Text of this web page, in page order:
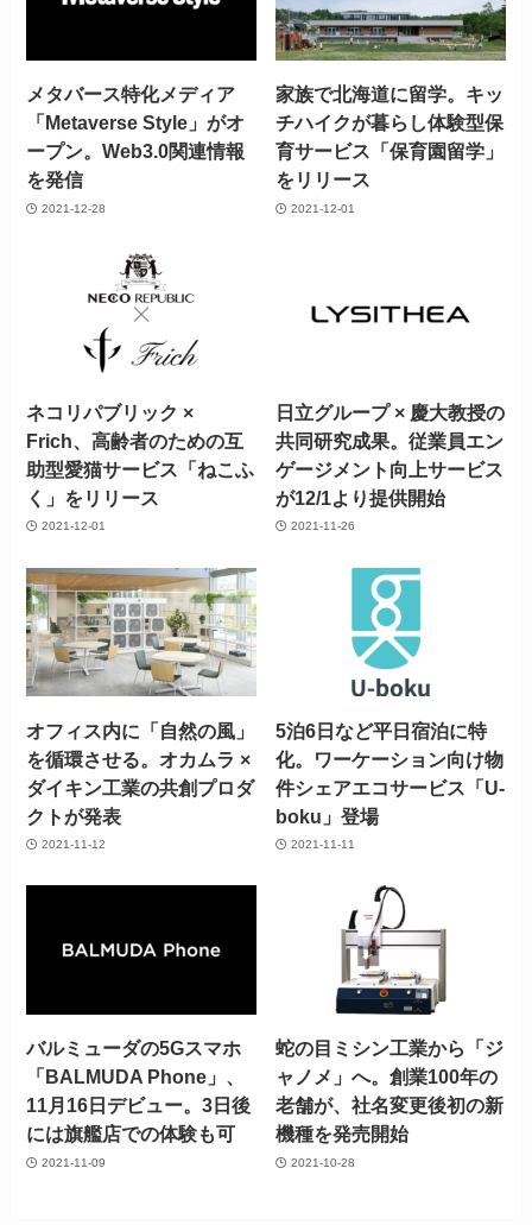
メタバース特化メディア
「Metaverse Style」がオ
ープン。Web3.0関連情報
を発信
2021-12-28
家族で北海道に留学。キッ
チハイクが暮らし体験型保
育サービス「保育園留学」
をリリース
2021-12-01
ネコリパブリック ×
Frich、高齢者のための互
助型愛猫サービス「ねこふ
く」をリリース
2021-12-01
日立グループ × 慶大教授の
共同研究成果。従業員エン
ゲージメント向上サービス
が12/1より提供開始
2021-11-26
オフィス内に「自然の風」
を循環させる。オカムラ ×
ダイキン工業の共創プロダ
クトが発表
2021-11-12
5泊6日など平日宿泊に特
化。ワーケーション向け物
件シェアエコサービス「U-
boku」登場
2021-11-11
バルミューダの5Gスマホ
「BALMUDA Phone」、
11月16日デビュー。3日後
には旗艦店での体験も可
2021-11-09
蛇の目ミシン工業から「ジ
ャノメ」へ。創業100年の
老舗が、社名変更後初の新
機種を発売開始
2021-10-28